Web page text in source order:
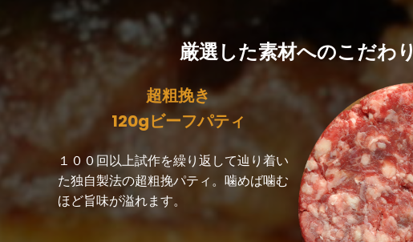
厳選した素材へのこだわり
超粗挽き
120gビーフパティ
１００回以上試作を繰り返して辿り着い
た独自製法の超粗挽パティ。噛めば噛む
ほど旨味が溢れます。